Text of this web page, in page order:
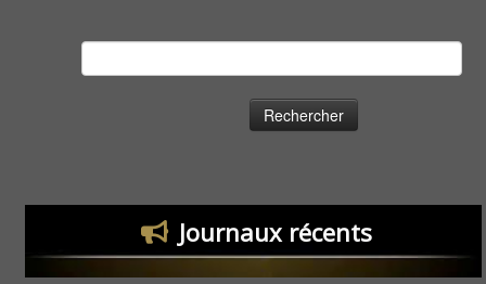
Journaux récents